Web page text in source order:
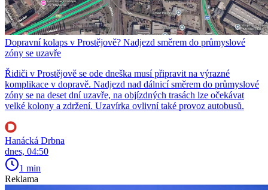
Dopravní kolaps v Prostějově? Nadjezd směrem do průmyslové
zóny se uzavře
Řidiči v Prostějově se ode dneška musí připravit na výrazné
komplikace v dopravě. Nadjezd nad dálnicí směrem do průmyslové
zóny se na deset dní uzavře, na objízdných trasách lze očekávat
velké kolony a zdržení. Uzavírka ovlivní také provoz autobusů.
Hanácká Drbna
dnes, 04:50
1 min
Reklama